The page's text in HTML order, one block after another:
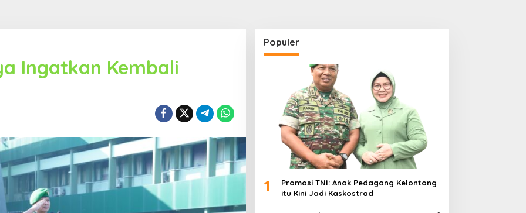
Ingatkan Kembali
Populer
1
Promosi TNI: Anak Pedagang Kelontong
itu Kini Jadi Kaskostrad